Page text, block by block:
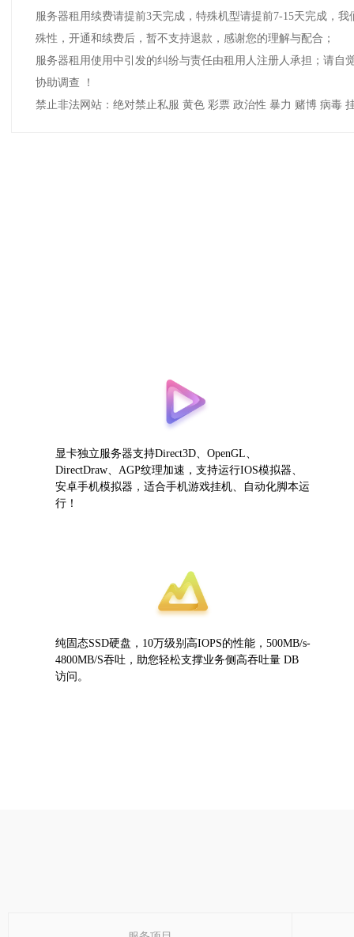
服务器租用续费请提前3天完成，特殊机型请提前7-15天完成，
殊性，开通和续费后，暂不支持退款，感谢您的理解与配合；
服务器租用使用中引发的纠纷与责任由租用人注册人承担；请自
协助调查 ！
禁止非法网站：绝对禁止私服 黄色 彩票 政治性 暴力 赌博 病毒
显卡独立服务器支持Direct3D、OpenGL、
DirectDraw、AGP纹理加速，支持运行IOS模拟器、
安卓手机模拟器，适合手机游戏挂机、自动化脚本运
行！
纯固态SSD硬盘，10万级别高IOPS的性能，500MB/s-
4800MB/S吞吐，助您轻松支撑业务侧高吞吐量 DB
访问。